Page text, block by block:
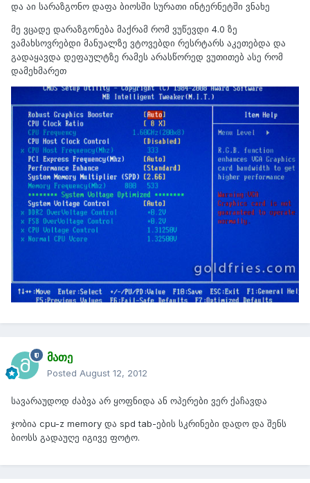
და აი სარაზგონო დაფა ბიოსში სურათი ინტერნეტში ვნახე
მე ვცადე დარაზგონება მაქრამ რომ ვუწევდი 4.0 ზე
ვამახსოვრებდი მანუალზე ვტოვებდი რესრტარს აკეთებდა და
გადაყავდა დეფაულტზე რამეს არასწორედ ვუთითებ ასე რომ
დამეხმარეთ
მათე
Posted August 12, 2012
სავარაუდოდ ძაბვა არ ყოფნიდა ან ოპერები ვერ ქაჩავდა
ჯობია cpu-z memory და spd tab-ების სკრინები დადო და შენს
ბიოსს გადაუღე იგივე ფოტო.